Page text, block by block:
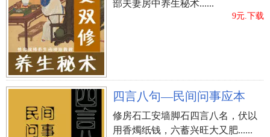
部夫妻房中养生秘术......
9元.下载
四言八句—民间问事应本
修房石工安墙脚石四言八名，伏以
用香燭纸钱，六蓄兴旺大又肥......